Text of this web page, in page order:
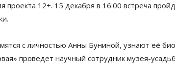
проекта 12+. 15 декабря в 16:00 встреча
с личностью Анны Буниной, узнают её
» проведет научный сотрудник музея-